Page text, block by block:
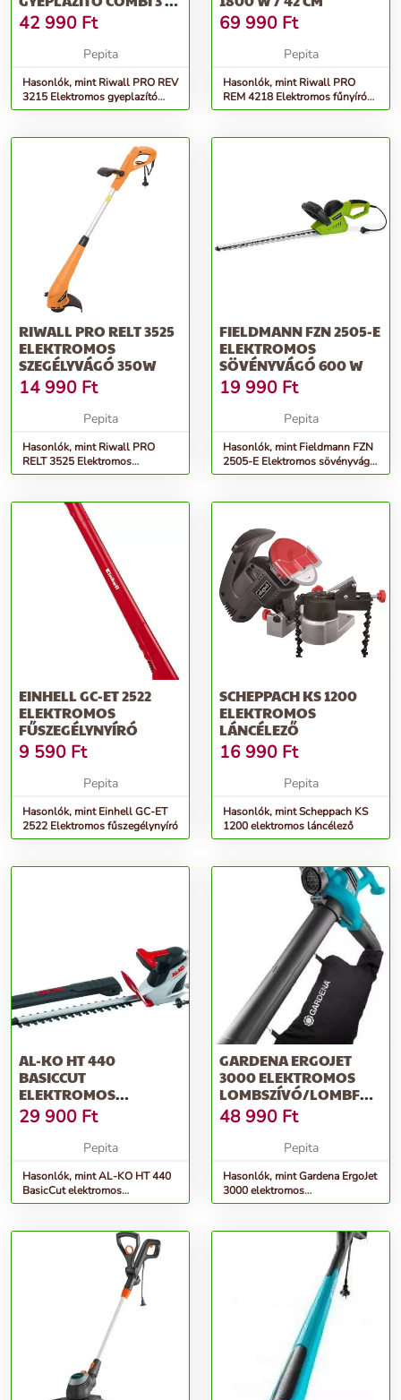
1-BEN
42 990 Ft
Pepita
Hasonlók, mint Riwall PRO REV
3215 Elektromos gyeplazító
combi 3 az 1-ben
69 990 Ft
Pepita
Hasonlók, mint Riwall PRO
REM 4218 Elektromos fűnyíró
1800 W / 42 cm
RIWALL PRO RELT 3525
ELEKTROMOS
SZEGÉLYVÁGÓ 350W
14 990 Ft
Pepita
Hasonlók, mint Riwall PRO
RELT 3525 Elektromos
szegélyvágó 350W
FIELDMANN FZN 2505-E
ELEKTROMOS
SÖVÉNYVÁGÓ 600 W
19 990 Ft
Pepita
Hasonlók, mint Fieldmann FZN
2505-E Elektromos sövényvágó
600 W
EINHELL GC-ET 2522
ELEKTROMOS
FŰSZEGÉLYNYÍRÓ
9 590 Ft
Pepita
Hasonlók, mint Einhell GC-ET
2522 Elektromos fűszegélynyíró
SCHEPPACH KS 1200
ELEKTROMOS
LÁNCÉLEZŐ
16 990 Ft
Pepita
Hasonlók, mint Scheppach KS
1200 elektromos láncélező
AL-KO HT 440
BASICCUT
ELEKTROMOS
SÖVÉNYNYÍRÓ
29 900 Ft
Pepita
Hasonlók, mint AL-KO HT 440
BasicCut elektromos
Sövénynyíró
GARDENA ERGOJET
3000 ELEKTROMOS
LOMBSZÍVÓ/LOMBFÚJÓ
3000 W, FEKETE-KÉK
48 990 Ft
Pepita
Hasonlók, mint Gardena ErgoJet
3000 elektromos
Lombszívó/lombfújó 3000 W,